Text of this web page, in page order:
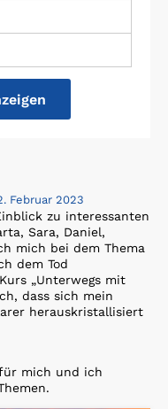
Februar 2023
zu interessanten
Sara, Daniel,
mich bei dem Thema
dem Tod
„Unterwegs mit
dass sich mein
herauskristallisiert
mich und ich